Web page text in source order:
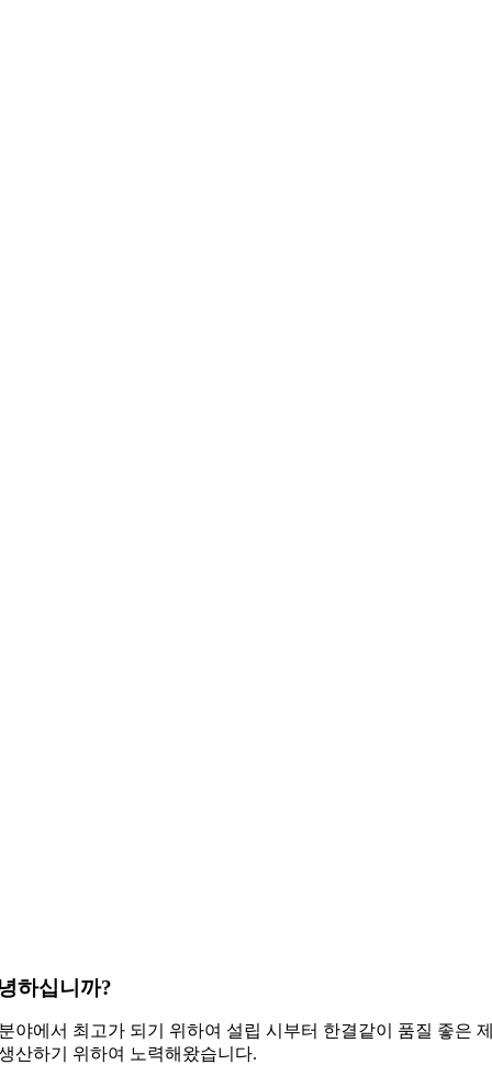
하십니까?
야에서 최고가 되기 위하여 설립 시부터 한결같이 품질 좋은
산하기 위하여 노력해왔습니다.